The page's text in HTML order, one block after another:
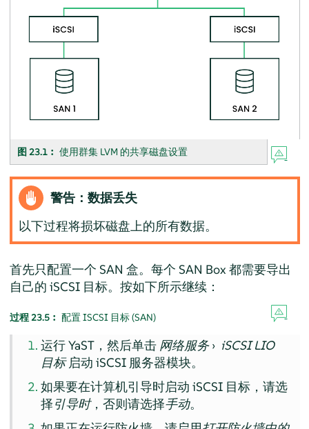
图 23.1︰ 使用群集 LVM 的共享磁盘设置
警告：数据丢失
以下过程将损坏磁盘上的所有数据。
首先只配置一个 SAN 盒。每个 SAN Box 都需要导出
自己的 iSCSI 目标。按如下所示继续：
过程 23.5︰ 配置 ISCSI 目标 (SAN)
运行 YaST，然后单击 网络服务› iSCSI LIO
目标启动 iSCSI 服务器模块。
如果要在计算机引导时启动 iSCSI 目标，请选
择引导时，否则请选择手动。